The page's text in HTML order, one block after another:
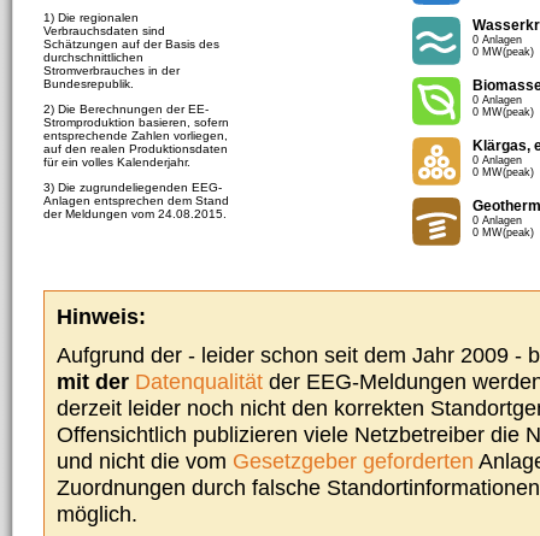
1) Die regionalen
Verbrauchsdaten sind
Schätzungen auf der Basis des
durchschnittlichen
Stromverbrauches in der
Bundesrepublik.
2) Die Berechnungen der EE-
Stromproduktion basieren, sofern
entsprechende Zahlen vorliegen,
auf den realen Produktionsdaten
für ein volles Kalenderjahr.
3) Die zugrundeliegenden EEG-
Anlagen entsprechen dem Stand
der Meldungen vom 24.08.2015.
0 Anlagen
0 MW(peak)
0 Anlagen
0 MW(peak)
Klärgas,
0 Anlagen
0 MW(peak)
0 Anlagen
0 MW(peak)
Hinweis:
Aufgrund der - leider schon seit dem Jahr 2009 -
mit der Datenqualität der EEG-Meldungen
derzeit leider noch nicht den korrekten
Offensichtlich publizieren viele Netzbetreiber die
und nicht die vom Gesetzgeber geforderten
Zuordnungen durch falsche
möglich.